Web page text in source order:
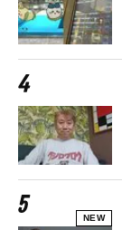
NEW